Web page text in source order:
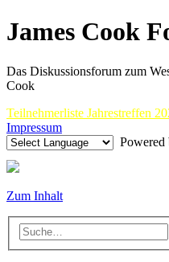
James Cook
Das Diskussionsforum zum
Cook
Teilnehmerliste Jahrestreffen
Impressum
Powered
Zum Inhalt